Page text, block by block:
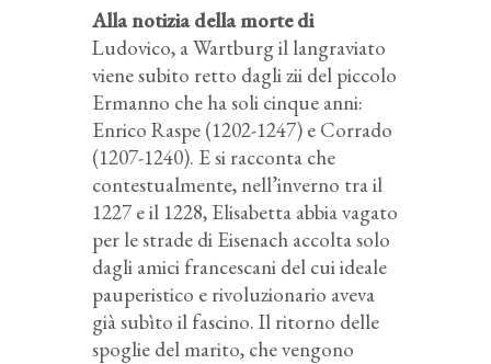
Alla notizia della morte di
Ludovico, a Wartburg il langraviato
viene subito retto dagli zii del piccolo
Ermanno che ha soli cinque anni:
Enrico Raspe (1202-1247) e Corrado
(1207-1240). E si racconta che
contestualmente, nell’inverno tra il
1227 e il 1228, Elisabetta abbia vagato
per le strade di Eisenach accolta solo
dagli amici francescani del cui ideale
pauperistico e rivoluzionario aveva
già subìto il fascino. Il ritorno delle
spoglie del marito, che vengono